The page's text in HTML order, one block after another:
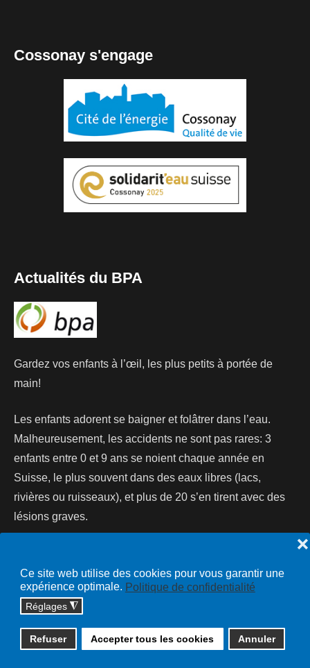
Ce site web utilise des cookies pour vous garantir une
expérience optimale. Politique de confidentialité
Réglages ◮
Refuser Accepter tous les cookies Annuler
❌
Cossonay s'engage
Actualités du BPA
Gardez vos enfants à l’œil, les plus petits à portée de
main!
Les enfants adorent se baigner et folâtrer dans l’eau.
Malheureusement, les accidents ne sont pas rares: 3
enfants entre 0 et 9 ans se noient chaque année en
Suisse, le plus souvent dans des eaux libres (lacs,
rivières ou ruisseaux), et plus de 20 s’en tirent avec des
lésions graves.
Copyright © 2026 cossonay.ch - tous droits réservés | site :
solutions informatiques